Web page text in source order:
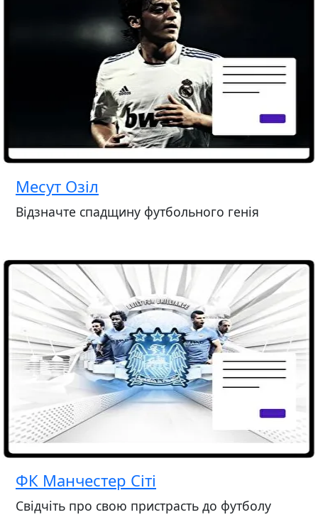
Месут Озіл
Відзначте спадщину футбольного генія
ФК Манчестер Сіті
Свідчіть про свою пристрасть до футболу